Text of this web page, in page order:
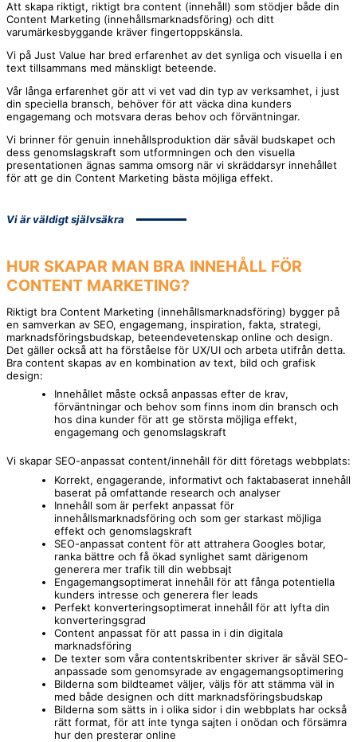
Att skapa riktigt, riktigt bra content (innehåll) som stödjer både din
Content Marketing (innehållsmarknadsföring) och ditt
varumärkesbyggande kräver fingertoppskänsla.
Vi på Just Value har bred erfarenhet av det synliga och visuella i en
text tillsammans med mänskligt beteende.
Vår långa erfarenhet gör att vi vet vad din typ av verksamhet, i just
din speciella bransch, behöver för att väcka dina kunders
engagemang och motsvara deras behov och förväntningar.
Vi brinner för genuin innehållsproduktion där såväl budskapet och
dess genomslagskraft som utformningen och den visuella
presentationen ägnas samma omsorg när vi skräddarsyr innehållet
för att ge din Content Marketing bästa möjliga effekt.
Vi är väldigt självsäkra
HUR SKAPAR MAN BRA INNEHÅLL FÖR
CONTENT MARKETING?
Riktigt bra Content Marketing (innehållsmarknadsföring) bygger på
en samverkan av SEO, engagemang, inspiration, fakta, strategi,
marknadsföringsbudskap, beteendevetenskap online och design.
Det gäller också att ha förståelse för UX/UI och arbeta utifrån detta.
Bra content skapas av en kombination av text, bild och grafisk
design:
Innehållet måste också anpassas efter de krav,
förväntningar och behov som finns inom din bransch och
hos dina kunder för att ge största möjliga effekt,
engagemang och genomslagskraft
Vi skapar SEO-anpassat content/innehåll för ditt företags webbplats:
Korrekt, engagerande, informativt och faktabaserat innehåll
baserat på omfattande research och analyser
Innehåll som är perfekt anpassat för
innehållsmarknadsföring och som ger starkast möjliga
effekt och genomslagskraft
SEO-anpassat content för att attrahera Googles botar,
ranka bättre och få ökad synlighet samt därigenom
generera mer trafik till din webbsajt
Engagemangsoptimerat innehåll för att fånga potentiella
kunders intresse och generera fler leads
Perfekt konverteringsoptimerat innehåll för att lyfta din
konverteringsgrad
Content anpassat för att passa in i din digitala
marknadsföring
De texter som våra contentskribenter skriver är såväl SEO-
anpassade som genomsyrade av engagemangsoptimering
Bilderna som bildteamet väljer, väljs för att stämma väl in
med både designen och ditt marknadsföringsbudskap
Bilderna som sätts in i olika sidor i din webbplats har också
rätt format, för att inte tynga sajten i onödan och försämra
hur den presterar online